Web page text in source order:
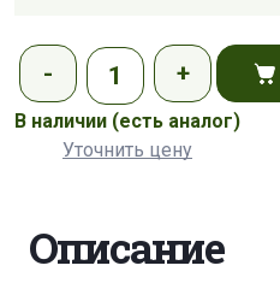
В наличии (есть аналог)
Уточнить цену
Описание